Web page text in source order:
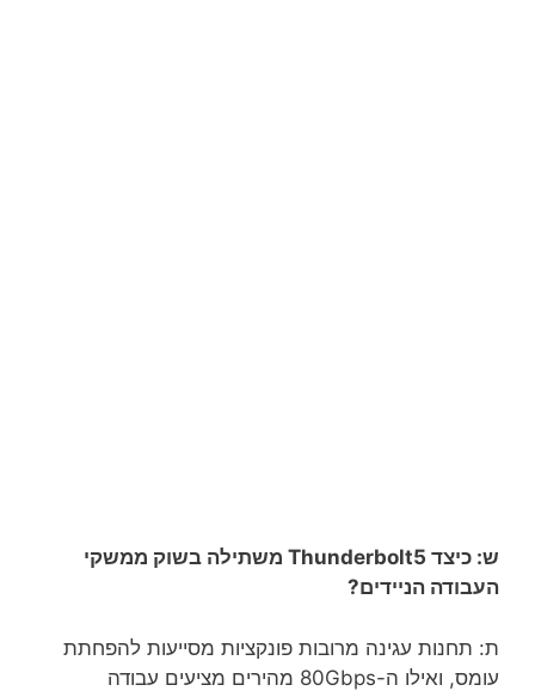
ש: כיצד Thunderbolt5 משתילה בשוק ממשקי
העבודה הניידים?
ת: תחנות עגינה מרובות פונקציות מסייעות להפחתת
עומס, ואילו ה-80Gbps מהירים מציעים עבודה